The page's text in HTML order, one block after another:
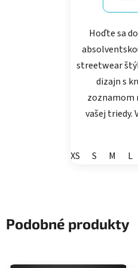
Hoďte sa
streetwear
dizajn s
zoznamom
vašej triedy.
XS S M L
Podobné produkty